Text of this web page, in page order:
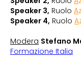
Speaker 3, Ruolo A
Speaker 4, Ruolo A
Modera Stefano
Formazione Italia